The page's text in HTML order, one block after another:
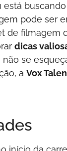
está buscando
pode ser
de
dicas
se
a Vox